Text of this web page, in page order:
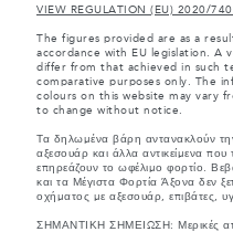
VIEW REGULATION (EU) 2020/740
The figures provided are as a
accordance with EU legislation. A
differ from that achieved in such
comparative purposes only. The
colours on this website may vary
to change without notice.
Τα δηλωμένα βάρη αντανακλούν
αξεσουάρ και άλλα αντικείμενα
επηρεάζουν το ωφέλιμο φορτίο.
και τα Μέγιστα Φορτία Άξονα δεν
οχήματος με αξεσουάρ, επιβάτες,
ΣΗΜΑΝΤΙΚΗ ΣΗΜΕΙΩΣΗ: Μερικές από